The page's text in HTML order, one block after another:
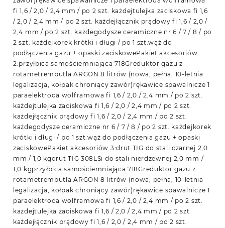
fi 1,6 / 2,0 / 2,4 mm / po 2 szt. każdejtulejka zaciskowa fi 1,6
/ 2,0 / 2,4 mm / po 2 szt. każdejłącznik prądowy fi 1,6 / 2,0 /
2,4 mm / po 2 szt. każdegodysze ceramiczne nr 6 / 7 / 8 / po
2 szt. każdejkorek krótki i długi / po 1 szt.wąż do
podłączenia gazu + opaski zaciskowePakiet akcesoriów
2:przyłbica samościemniająca 718Greduktor gazu z
rotametrembutla ARGON 8 litrów (nowa, pełna, 10-letnia
legalizacja, kołpak chroniący zawór)rękawice spawalnicze 1
paraelektroda wolframowa fi 1,6 / 2,0 / 2,4 mm / po 2 szt.
każdejtulejka zaciskowa fi 1,6 / 2,0 / 2,4 mm / po 2 szt.
każdejłącznik prądowy fi 1,6 / 2,0 / 2,4 mm / po 2 szt.
każdegodysze ceramiczne nr 6 / 7 / 8 / po 2 szt. każdejkorek
krótki i długi / po 1 szt.wąż do podłączenia gazu + opaski
zaciskowePakiet akcesoriów 3:drut TIG do stali czarnej 2,0
mm / 1,0 kgdrut TIG 308LSi do stali nierdzewnej 2,0 mm /
1,0 kgprzyłbica samościemniająca 718Greduktor gazu z
rotametrembutla ARGON 8 litrów (nowa, pełna, 10-letnia
legalizacja, kołpak chroniący zawór)rękawice spawalnicze 1
paraelektroda wolframowa fi 1,6 / 2,0 / 2,4 mm / po 2 szt.
każdejtulejka zaciskowa fi 1,6 / 2,0 / 2,4 mm / po 2 szt.
każdejłącznik prądowy fi 1,6 / 2,0 / 2,4 mm / po 2 szt.